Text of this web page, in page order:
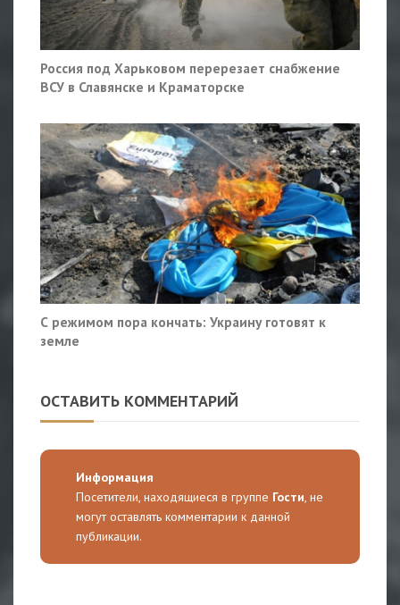
Россия под Харьковом перерезает снабжение
ВСУ в Славянске и Краматорске
С режимом пора кончать: Украину готовят к
земле
ОСТАВИТЬ КОММЕНТАРИЙ
Информация
Посетители, находящиеся в группе Гости , не
могут оставлять комментарии к данной
публикации.